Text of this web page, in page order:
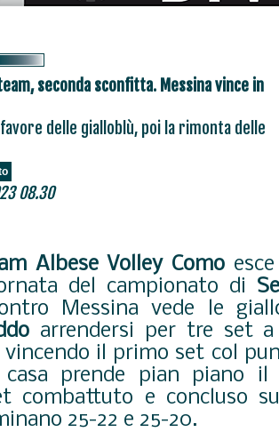
seconda sconfitta. Messina vince in
delle gialloblù, poi la rimonta delle
08.30
Albese Volley Como
del campionato di
Messina vede le
arrendersi per tre set
vincendo il primo set col
casa prende pian piano
combattuto e concluso
25-22 e 25-20.